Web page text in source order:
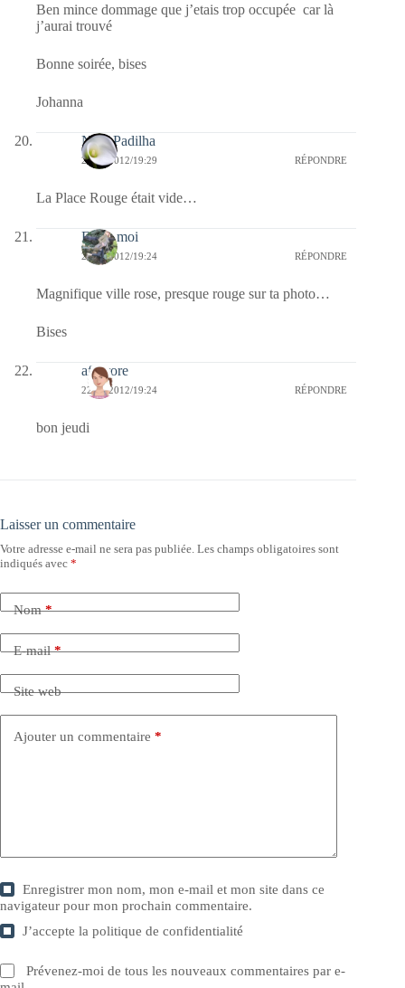
Ben mince dommage que j’etais trop occupée car là
j’aurai trouvé
Bonne soirée, bises
Johanna
Nina Padilha
22/03/2012/19:29 RÉPONDRE
La Place Rouge était vide…
Enfin moi
22/03/2012/19:24 RÉPONDRE
Magnifique ville rose, presque rouge sur ta photo…
Bises
afaurore
22/03/2012/19:24 RÉPONDRE
bon jeudi
Laisser un commentaire
Votre adresse e-mail ne sera pas publiée. Les champs obligatoires sont
indiqués avec *
Nom*
E-mail*
Site web
Ajouter un commentaire *
Enregistrer mon nom, mon e-mail et mon site dans ce
navigateur pour mon prochain commentaire.
J’accepte lapolitique de confidentialité
Prévenez-moi de tous les nouveaux commentaires par e-